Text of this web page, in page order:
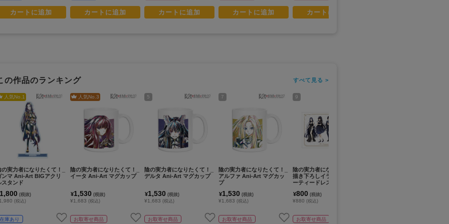
カートに追加 カートに追加 カートに追加 カートに追加 カートに追加
の作品のランキング すべて見る >
人気No. 1
の実力者になりたくて！_
ンマ Ani-Art BIGアクリ
スタンド
1,800 (税抜)
(税込)
在庫あり
人気No.3
陰の実力者になりたくて！_
イータ Ani-Art マグカップ
¥1,530 (税抜)
¥1,683(税込)
お取寄せ商品
5
陰の実力者になりたくて！_
デルタ Ani-Art マグカップ
¥1,530 (税抜)
¥1,683 (税込)
お取寄せ商品
7
陰の実力者になりたくて！_
アルファ Ani-Art マグカッ
プ
¥1,530 (税抜)
¥1,683 (税込)
お取寄せ商品
9
陰の実力者になりたくて！_
描き下ろしイラスト 集合 パ
ーティードレスコードver. A
¥800 (税抜)
¥880 (税込)
お取寄せ商品